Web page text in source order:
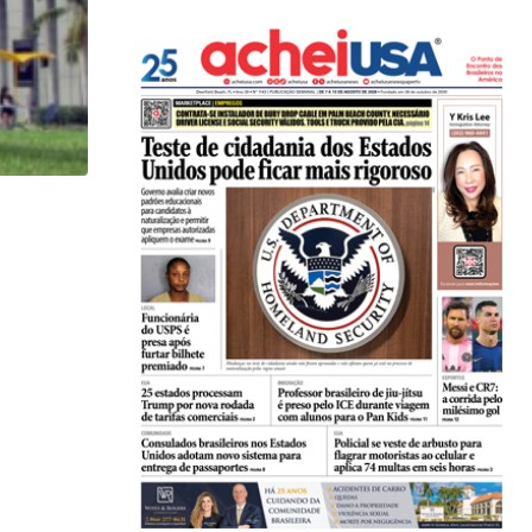
HISTÓRICO
Açaí é reconhecido oficialmente como fruto
21/01/2026